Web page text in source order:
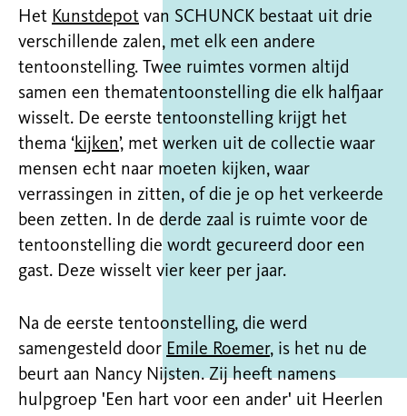
Het Kunstdepot van SCHUNCK bestaat uit drie
verschillende zalen, met elk een andere
tentoonstelling. Twee ruimtes vormen altijd
samen een thematentoonstelling die elk halfjaar
wisselt. De eerste tentoonstelling krijgt het
thema ‘kijken’, met werken uit de collectie waar
mensen echt naar moeten kijken, waar
verrassingen in zitten, of die je op het verkeerde
been zetten. In de derde zaal is ruimte voor de
tentoonstelling die wordt gecureerd door een
gast. Deze wisselt vier keer per jaar.
Na de eerste tentoonstelling, die werd
samengesteld door Emile Roemer, is het nu de
beurt aan Nancy Nijsten. Zij heeft namens
hulpgroep 'Een hart voor een ander' uit Heerlen